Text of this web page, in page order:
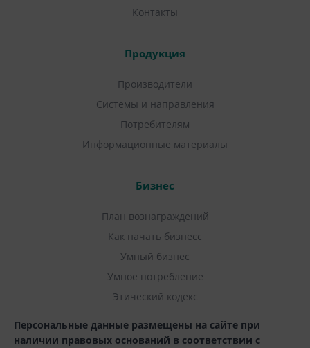
Контакты
Продукция
Производители
Системы и направления
Потребителям
Информационные материалы
Бизнес
План вознаграждений
Как начать бизнесс
Умный бизнес
Умное потребление
Этический кодекс
Персональные данные размещены на сайте при
наличии правовых оснований в соответствии с